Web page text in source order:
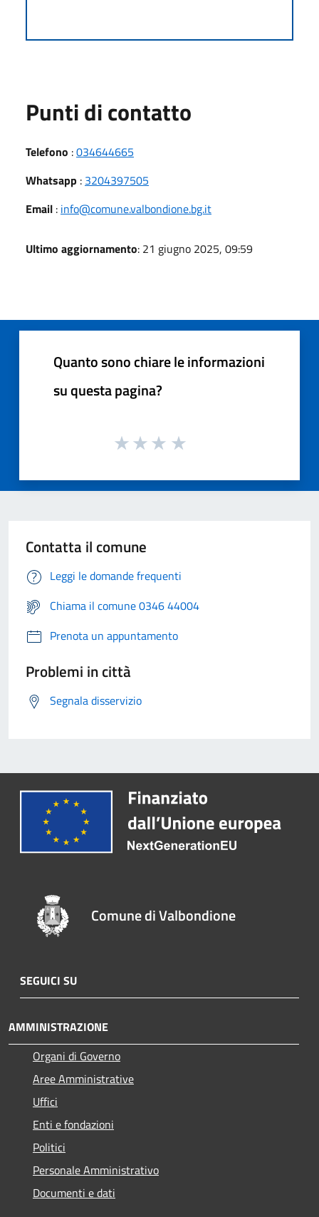
Punti di contatto
Telefono :034644665
Whatsapp : 3204397505
Email : info@comune.valbondione.bg.it
Ultimo aggiornamento: 21 giugno 2025, 09:59
Quanto sono chiare le informazioni
su questa pagina?
Contatta il comune
Leggi le domande frequenti
Chiama il comune 0346 44004
Prenota un appuntamento
Problemi in città
Segnala disservizio
Comune di Valbondione
SEGUICI SU
AMMINISTRAZIONE
Organi di Governo
Aree Amministrative
Uffici
Enti e fondazioni
Politici
Personale Amministrativo
Documenti e dati